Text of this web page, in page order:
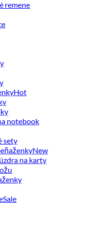
remene
notebook
sety
na karty